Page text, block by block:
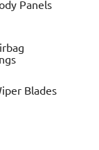
Panels
Blades